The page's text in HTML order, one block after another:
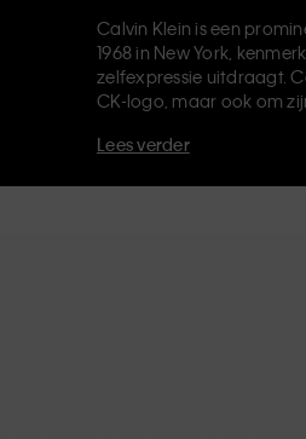
Calvin Klein is een
1968 in New York,
zelfexpressie uitdraagt.
CK-logo, maar ook om
van de CK-labels - Calvin
Lees verder